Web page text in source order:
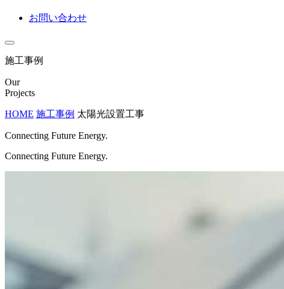
お問い合わせ
施工事例
Our
Projects
HOME 施工事例 太陽光設置工事
Connecting Future Energy.
Connecting Future Energy.